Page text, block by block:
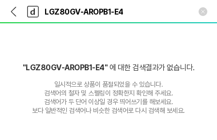
다
나
와
가
다
와
"LGZ80GV-AROPB1-E4" 에 대한 검색결과가 없습니다.
일시적으로 상품이 품절되었을 수 있습니다.
검색어의 철자 및 스펠링이 정확한지 확인해 주세요.
검색어가 두 단어 이상일 경우 띄어쓰기를 해보세요.
보다 일반적인 검색어나 비슷한 검색어로 다시 검색해 보세요.